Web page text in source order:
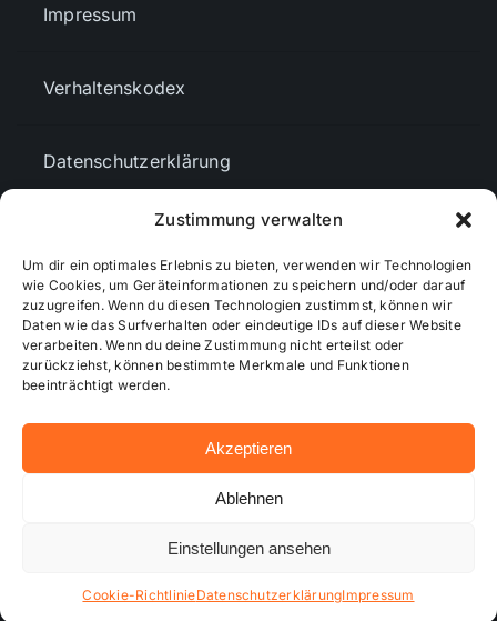
Zustimmung verwalten
Um dir ein optimales Erlebnis zu bieten, verwenden wir Technologien
wie Cookies, um Geräteinformationen zu speichern und/oder darauf
zuzugreifen. Wenn du diesen Technologien zustimmst, können wir
Daten wie das Surfverhalten oder eindeutige IDs auf dieser Website
verarbeiten. Wenn du deine Zustimmung nicht erteilst oder
zurückziehst, können bestimmte Merkmale und Funktionen
beeinträchtigt werden.
Akzeptieren
Ablehnen
Einstellungen ansehen
Cookie-RichtlinieDatenschutzerklärungImpressum
Impressum
Verhaltenskodex
Datenschutzerklärung
Cookie-Richtlinie (EU)
Mediendaten
© 2026 - Wiesbadenaktuell ...online besser informiert!